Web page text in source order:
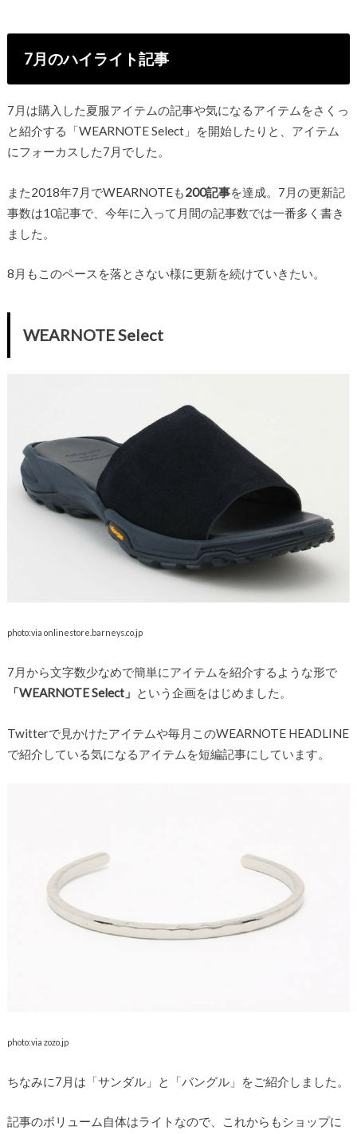
7月のハイライト記事
7月は購入した夏服アイテムの記事や気になるアイテムをさくっ
と紹介する「WEARNOTE Select」を開始したりと、アイテム
にフォーカスした7月でした。
また2018年7月でWEARNOTEも200記事を達成。7月の更新記
事数は10記事で、今年に入って月間の記事数では一番多く書き
ました。
8月もこのペースを落とさない様に更新を続けていきたい。
WEARNOTE Select
photo:via onlinestore.barneys.co.jp
7月から文字数少なめで簡単にアイテムを紹介するような形で
「WEARNOTE Select」 という企画をはじめました。
Twitterで見かけたアイテムや毎月このWEARNOTE HEADLINE
で紹介している気になるアイテムを短編記事にしています。
photo:via zozo.jp
ちなみに7月は「サンダル」と「バングル」をご紹介しました。
記事のボリューム自体はライトなので、これからもショップに